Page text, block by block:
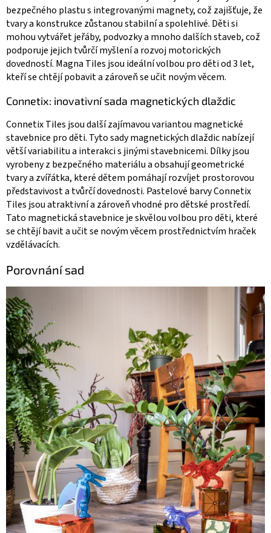
bezpečného plastu s integrovanými magnety, což zajišťuje, že
tvary a konstrukce zůstanou stabilní a spolehlivé. Děti si
mohou vytvářet jeřáby, podvozky a mnoho dalších staveb, což
podporuje jejich tvůrčí myšlení a rozvoj motorických
dovedností. Magna Tiles jsou ideální volbou pro děti od 3 let,
kteří se chtějí pobavit a zároveň se učit novým věcem.
Connetix: inovativní sada magnetických dlaždic
Connetix Tiles jsou další zajímavou variantou magnetické
stavebnice pro děti. Tyto sady magnetických dlaždic nabízejí
větší variabilitu a interakci s jinými stavebnicemi. Dílky jsou
vyrobeny z bezpečného materiálu a obsahují geometrické
tvary a zvířátka, které dětem pomáhají rozvíjet prostorovou
představivost a tvůrčí dovednosti. Pastelové barvy Connetix
Tiles jsou atraktivní a zároveň vhodné pro dětské prostředí.
Tato magnetická stavebnice je skvělou volbou pro děti, které
se chtějí bavit a učit se novým věcem prostřednictvím hraček
vzdělávacích.
Porovnání sad